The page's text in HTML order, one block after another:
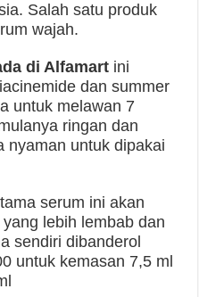
Salah satu produk
wajah.
di Alfamart ini
dan summer
untuk melawan 7
ringan dan
nyaman untuk dipakai
serum ini akan
lebih lembab dan
sendiri dibanderol
untuk kemasan 7,5 ml